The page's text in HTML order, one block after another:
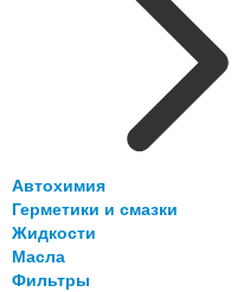
Автохимия
Герметики и смазки
Жидкости
Масла
Фильтры